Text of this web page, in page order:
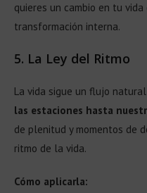
quieres un cambio en tu
transformación interna.
5. La Ley del Ritmo
La vida sigue un flujo
las estaciones hasta
de plenitud y momentos de
ritmo de la vida.
Cómo aplicarla: